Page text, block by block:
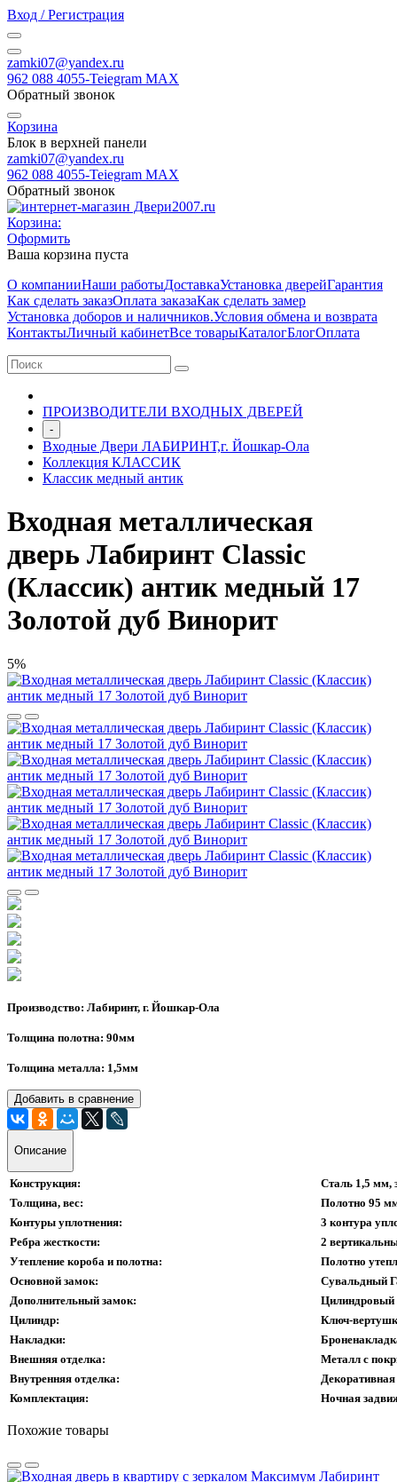
Вход / Регистрация
zamki07@yandex.ru
962 088 4055-Teiegram МАХ
Обратный звонок
Корзина
Блок в верхней панели
zamki07@yandex.ru
962 088 4055-Teiegram МАХ
Обратный звонок
Корзина:
Оформить
Ваша корзина пуста
О компанииНаши работыДоставкаУстановка дверейГарантия
Как сделать заказОплата заказаКак сделать замер
Установка доборов и наличников.Условия обмена и возврата
КонтактыЛичный кабинетВсе товарыКаталогБлогОплата
ПРОИЗВОДИТЕЛИ ВХОДНЫХ ДВЕРЕЙ
-
Входные Двери ЛАБИРИНТ,г. Йошкар-Ола
Коллекция КЛАССИК
Классик медный антик
Входная металлическая
дверь Лабиринт Classic
(Классик) антик медный 17
Золотой дуб Винорит
5%
Производство: Лабиринт, г. Йошкар-Ола
Толщина полотна: 90мм
Толщина металла: 1,5мм
Добавить в сравнение
Описание
Конструкция:
Сталь 1,5 мм,
Толщина, вес:
Полотно 95
Контуры уплотнения:
3 контура
Ребра жесткости:
2
Утепление короба и полотна:
Полотно
Основной замок:
Сувальдный
Дополнительный замок:
Цилиндровый
Цилиндр:
Ключ-
Накладки:
Внешняя отделка:
Металл с
Внутренняя отделка:
Комплектация:
Ночная
Похожие товары